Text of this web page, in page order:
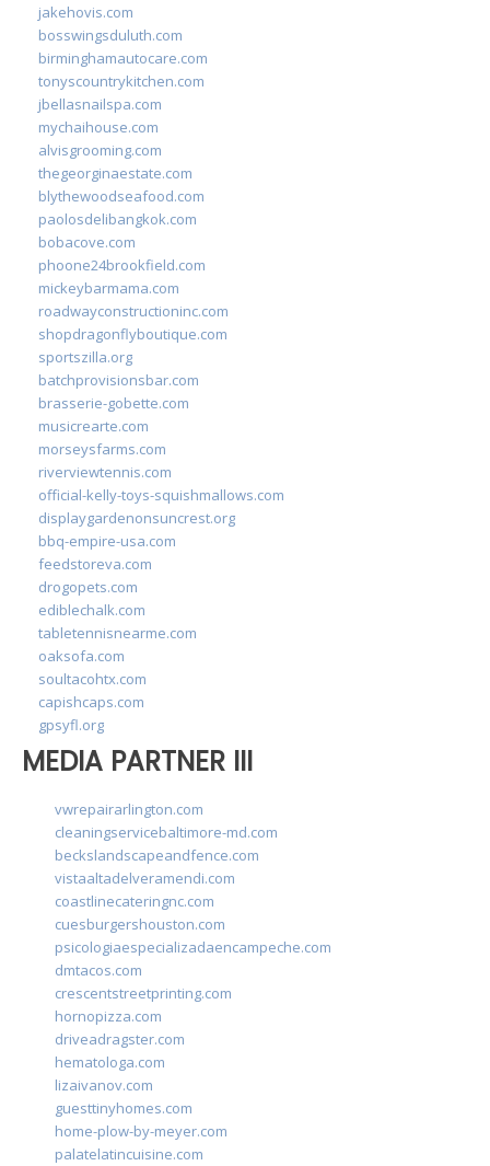
jakehovis.com
bosswingsduluth.com
birminghamautocare.com
tonyscountrykitchen.com
jbellasnailspa.com
mychaihouse.com
alvisgrooming.com
thegeorginaestate.com
blythewoodseafood.com
paolosdelibangkok.com
bobacove.com
phoone24brookfield.com
mickeybarmama.com
roadwayconstructioninc.com
shopdragonflyboutique.com
sportszilla.org
batchprovisionsbar.com
brasserie-gobette.com
musicrearte.com
morseysfarms.com
riverviewtennis.com
official-kelly-toys-squishmallows.com
displaygardenonsuncrest.org
bbq-empire-usa.com
feedstoreva.com
drogopets.com
ediblechalk.com
tabletennisnearme.com
oaksofa.com
soultacohtx.com
capishcaps.com
gpsyfl.org
MEDIA PARTNER III
vwrepairarlington.com
cleaningservicebaltimore-md.com
beckslandscapeandfence.com
vistaaltadelveramendi.com
coastlinecateringnc.com
cuesburgershouston.com
psicologiaespecializadaencampeche.com
dmtacos.com
crescentstreetprinting.com
hornopizza.com
driveadragster.com
hematologa.com
lizaivanov.com
guesttinyhomes.com
home-plow-by-meyer.com
palatelatincuisine.com